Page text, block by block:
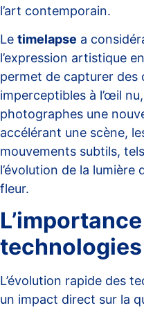
l’art contemporain.
Le timelapse a
l’expression artistique
permet de capturer des
imperceptibles à l’œil
photographes une
accélérant une scène,
mouvements subtils,
l’évolution de la lumière
fleur.
L’évolution rapide des
un impact direct sur la